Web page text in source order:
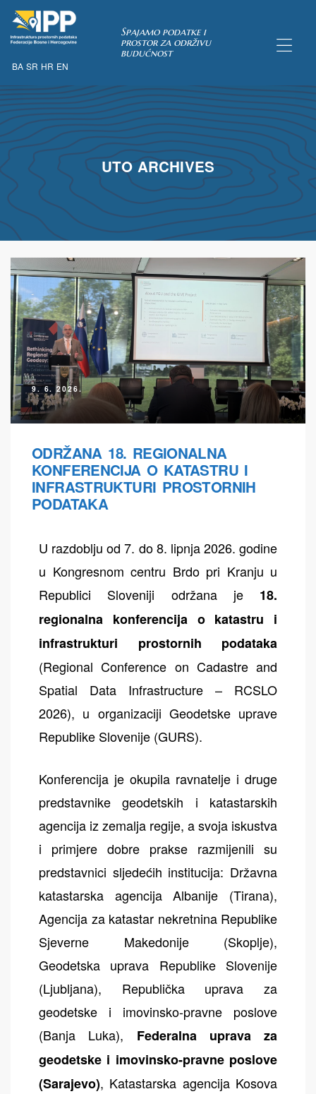
BA SR HR EN
Spajamo podatke i
prostor za održivu
budućnost
UTO ARCHIVES
9. 6. 2026.
ODRŽANA 18. REGIONALNA
KONFERENCIJA O KATASTRU I
INFRASTRUKTURI PROSTORNIH
PODATAKA
U razdoblju od 7. do 8. lipnja 2026. godine
u Kongresnom centru Brdo pri Kranju u
Republici Sloveniji održana je 18.
regionalna konferencija o katastru i
infrastrukturi prostornih podataka
(Regional Conference on Cadastre and
Spatial Data Infrastructure – RCSLO
2026), u organizaciji Geodetske uprave
Republike Slovenije (GURS).
Konferencija je okupila ravnatelje i druge
predstavnike geodetskih i katastarskih
agencija iz zemalja regije, a svoja iskustva
i primjere dobre prakse razmijenili su
predstavnici sljedećih institucija: Državna
katastarska agencija Albanije (Tirana),
Agencija za katastar nekretnina Republike
Sjeverne Makedonije (Skoplje),
Geodetska uprava Republike Slovenije
(Ljubljana), Republička uprava za
geodetske i imovinsko-pravne poslove
(Banja Luka), Federalna uprava za
geodetske i imovinsko-pravne poslove
(Sarajevo), Katastarska agencija Kosova
uvjeta